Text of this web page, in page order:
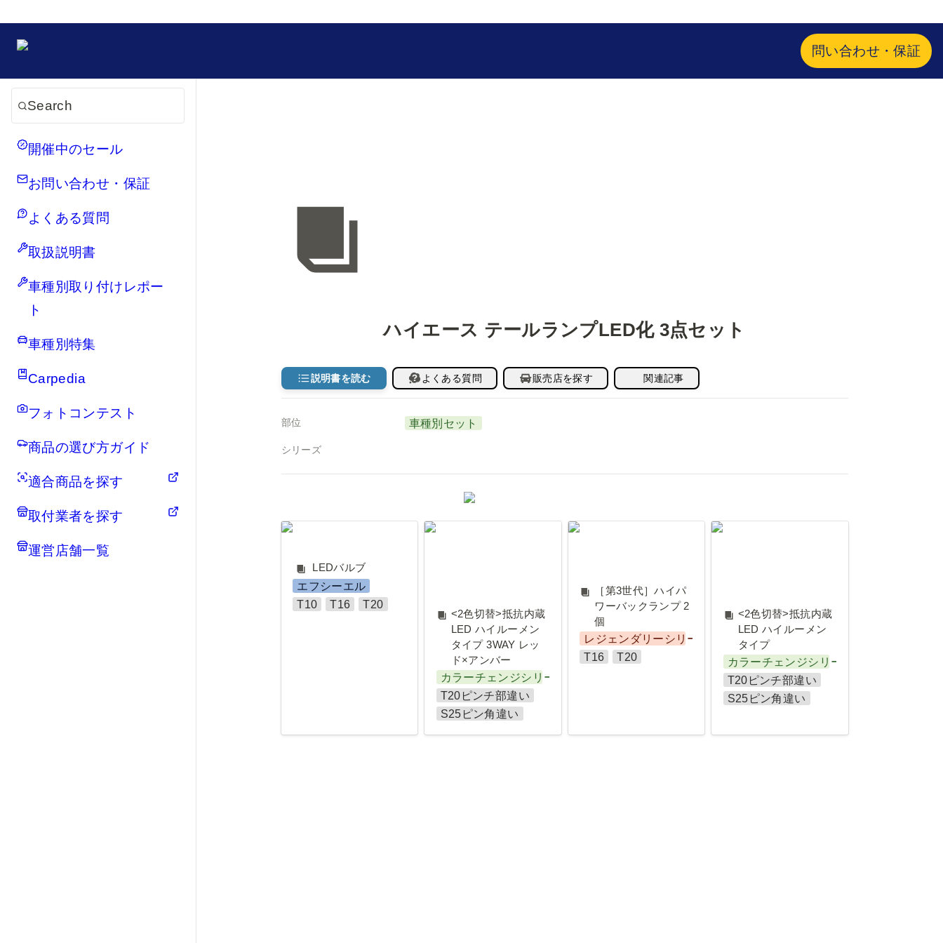
問い合わせ・保証
Search
開催中のセール
お問い合わせ・保証
よくある質問
取扱説明書
車種別取り付けレポー
ト
車種別特集
Carpedia
フォトコンテスト
商品の選び方ガイド
適合商品を探す
取付業者を探す
運営店舗一覧
ハイエース テールランプLED化 3点セット
説明書を読む よくある質問 販売店を探す 関連記事
部位 車種別セット
シリーズ
LEDバルブ
LEDバルブ
エフシーエル
T10
T16 T20
<2色切替>抵抗内蔵
<2色切替>抵抗内蔵
LED ハイルーメン
タイプ 3WAY レッ
ド×アンバー
カラーチェンジシリーズ
T20ピンチ部違い
S25ピン角違い
［第3世代］ハイパワ
［第3世代］ハイパ
ワーバックランプ 2
個
レジェンダリーシリーズ
T16
T20
<2色切替>抵抗内蔵
<2色切替>抵抗内蔵
LED ハイルーメン
タイプ
カラーチェンジシリーズ
T20ピンチ部違い
S25ピン角違い